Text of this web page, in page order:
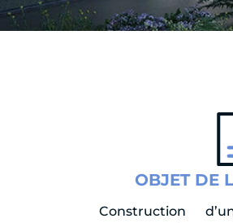
OBJET DE
Construction